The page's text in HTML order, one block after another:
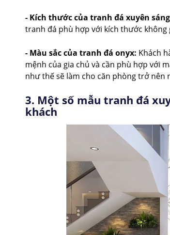
- Kích thước của tranh đá xuyên
tranh đá phù hợp với kích thước không
- Màu sắc của tranh đá onyx: Khách
mệnh của gia chủ và cần phù hợp với
như thế sẽ làm cho căn phòng trở nên
3. Một số mẫu tranh đá
khách